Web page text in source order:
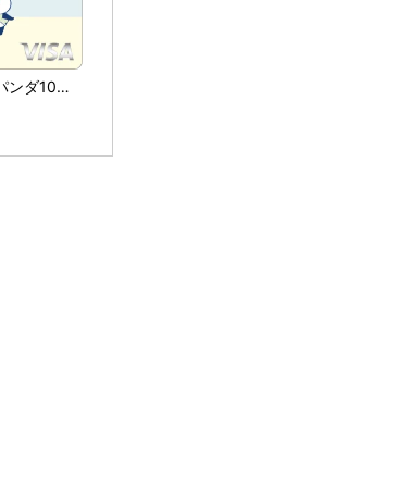
楽天カード お買いものパンダ10周年デザイン